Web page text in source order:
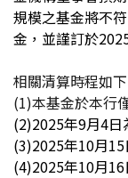
規模之基金將不
金，並謹訂於
相關清算時程如下
(1)本基金於本行
(2)2025年9月4日
(3)2025年10月15
(4)2025年10月16